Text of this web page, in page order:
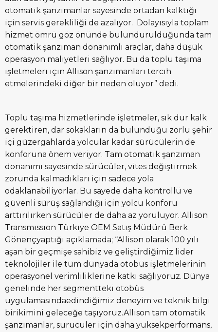
otomatik şanzımanlar sayesinde ortadan kalktığı
için servis gerekliliği de azalıyor. Dolayısıyla toplam
hizmet ömrü göz önünde bulundurulduğunda tam
otomatik şanzıman donanımlı araçlar, daha düşük
operasyon maliyetleri sağlıyor. Bu da toplu taşıma
işletmeleri için Allison şanzımanları tercih
etmelerindeki diğer bir neden oluyor” dedi.
Toplu taşıma hizmetlerinde işletmeler, sık dur kalk
gerektiren, dar sokakların da bulunduğu zorlu şehir
içi güzergahlarda yolcular kadar sürücülerin de
konforuna önem veriyor. Tam otomatik şanzıman
donanımı sayesinde sürücüler, vites değiştirmek
zorunda kalmadıkları için sadece yola
odaklanabiliyorlar. Bu sayede daha kontrollü ve
güvenli sürüş sağlandığı için yolcu konforu
arttırılırken sürücüler de daha az yoruluyor. Allison
Transmission Türkiye OEM Satış Müdürü Berk
Gönençyaptığı açıklamada; “Allison olarak 100 yılı
aşan bir geçmişe sahibiz ve geliştirdiğimiz lider
teknolojiler ile tüm dünyada otobüs işletmelerinin
operasyonel verimliliklerine katkı sağlıyoruz. Dünya
genelinde her segmentteki otobüs
uygulamasındaedindiğimiz deneyim ve teknik bilgi
birikimini geleceğe taşıyoruz.Allison tam otomatik
şanzımanlar, sürücüler için daha yüksekperformans,